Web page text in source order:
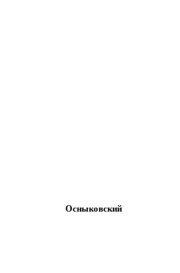
Осныковский